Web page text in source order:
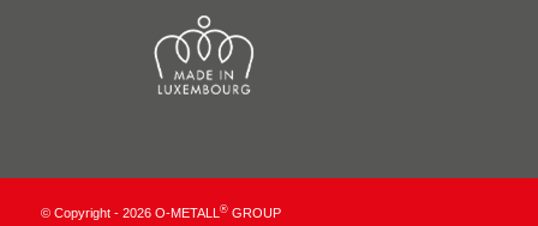
© Copyright - 2026 O-METALL ®GROUP